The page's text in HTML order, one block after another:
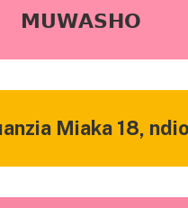
𝗠𝗨𝗪𝗔𝗦𝗛𝗢
Miaka 18,